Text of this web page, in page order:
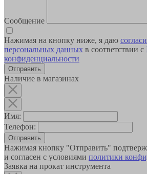
Сообщение
Нажимая на кнопку ниже, я даю
персональных данных в соответствии с
конфиденциальности
Наличие в магазинах
Имя:
Телефон:
Отправить
Нажимая кнопку "Отправить"
и согласен с условиями политики
Заявка на прокат инструмента